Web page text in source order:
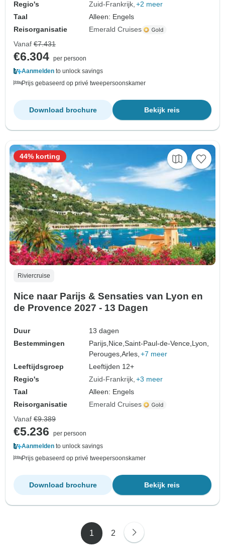
Regio's Zuid-Frankrijk +2 meer
Taal
Alleen: Engels
Reisorganisatie
Emerald Cruises
Vanaf €7.431
€6.304 per persoon
Aanmelden to unlock savings
Prijs gebaseerd op privé tweepersoonskamer
Bekijk reis
Download brochure
Riviercruise
Nice naar Parijs & Sensaties van Lyon en
de Provence 2027 - 13 Dagen
Duur
13 dagen
Bestemmingen
Parijs,Nice,Saint-Paul-de-Vence,Lyon,
Perouges,Arles, +7 meer
Leeftijdsgroep
Leeftijden 12+
Regio's
Zuid-Frankrijk +3 meer
Taal
Alleen: Engels
Reisorganisatie
Emerald Cruises
44% korting
Vanaf €9.389
€5.236
per persoon
Aanmelden to unlock savings
Prijs gebaseerd op privé tweepersoonskamer
Bekijk reis
Download brochure
1 2